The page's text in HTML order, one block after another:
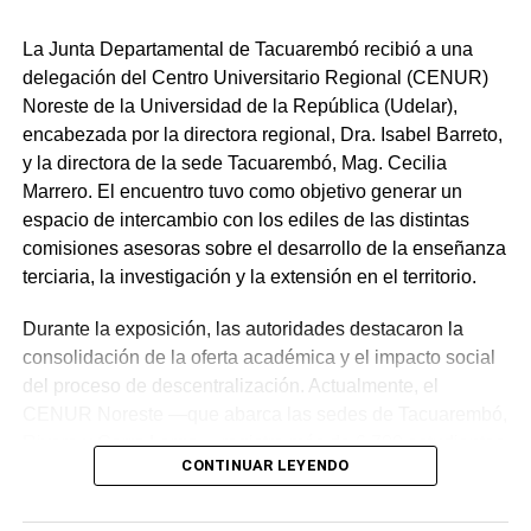
definido, pero que no es algo que preocupe”.
Acerca del candidato a la diputación D Centro por
Tacuarembó, Ezquerra aseguró que “no hay un candidato
puesto, eso se verá en las internas departamental y
nacionales para que luego se hará un análisis y con los
acuerdos, hoy es precipitarse decir quién va a ser una
persona u otra, hay que esperar a la expresión de la
gente, de la ciudadanía”.
La Junta Departamental de Tacuarembó recibió a una
delegación del Centro Universitario Regional (CENUR)
Noreste de la Universidad de la República (Udelar),
encabezada por la directora regional, Dra. Isabel Barreto,
y la directora de la sede Tacuarembó, Mag. Cecilia
Marrero. El encuentro tuvo como objetivo generar un
espacio de intercambio con los ediles de las distintas
comisiones asesoras sobre el desarrollo de la enseñanza
terciaria, la investigación y la extensión en el territorio.
Durante la exposición, las autoridades destacaron la
consolidación de la oferta académica y el impacto social
del proceso de descentralización. Actualmente, el
Rivera y Cerro Largo— registra más de 6.700 estudiantes
activos. Según los datos presentados, aproximadamente
CONTINUAR LEYENDO